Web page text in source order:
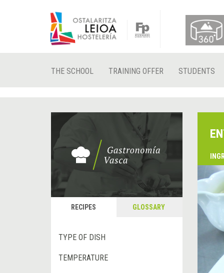
THE SCHOOL TRAINING OFFER STUDENTS
RECIPES GLOSSARY
TYPE OF DISH
TEMPERATURE